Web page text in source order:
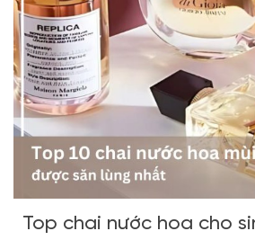
Top chai nước hoa cho